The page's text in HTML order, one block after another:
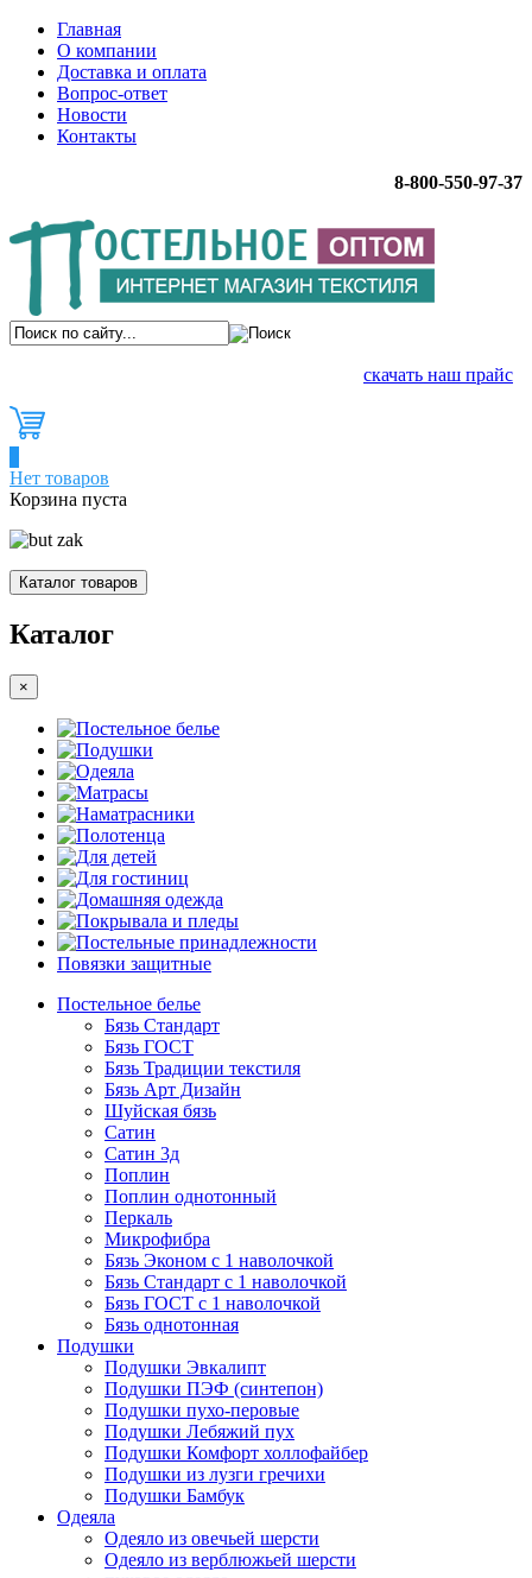
Главная
О компании
Доставка и оплата
Вопрос-ответ
Новости
Контакты
8-800-550-97-37
скачать наш прайс
Нет товаров
Корзина пуста
Каталог товаров
Каталог
×
Постельное белье
Подушки
Одеяла
Матрасы
Наматрасники
Полотенца
Для детей
Для гостиниц
Домашняя одежда
Покрывала и пледы
Постельные принадлежности
Повязки защитные
Постельное белье
Бязь Стандарт
Бязь ГОСТ
Бязь Традиции текстиля
Бязь Арт Дизайн
Шуйская бязь
Сатин
Сатин 3д
Поплин
Поплин однотонный
Перкаль
Микрофибра
Бязь Эконом с 1 наволочкой
Бязь Стандарт с 1 наволочкой
Бязь ГОСТ с 1 наволочкой
Бязь однотонная
Подушки
Подушки Эвкалипт
Подушки ПЭФ (синтепон)
Подушки пухо-перовые
Подушки Лебяжий пух
Подушки Комфорт холлофайбер
Подушки из лузги гречихи
Подушки Бамбук
Одеяла
Одеяло из овечьей шерсти
Одеяло из верблюжьей шерсти